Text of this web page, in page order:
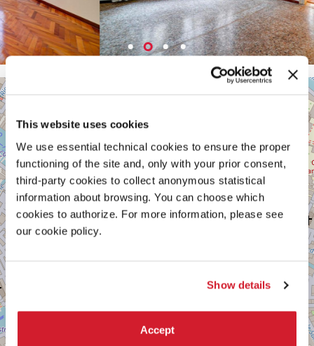
This website uses cookies
We use essential technical cookies to ensure the proper
functioning of the site and, only with your prior consent,
third-party cookies to collect anonymous statistical
information about browsing. You can choose which
cookies to authorize. For more information, please see
our cookie policy.
Show details
Accept
PALAZZO
BRAGADIN
Castello
6036-
6039
30122
Venezia